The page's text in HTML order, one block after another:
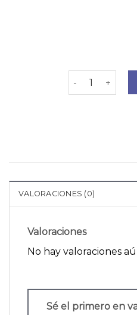
bolso
VALORACIONES (0)
Valoraciones
No hay valoraciones
Sé el primero en